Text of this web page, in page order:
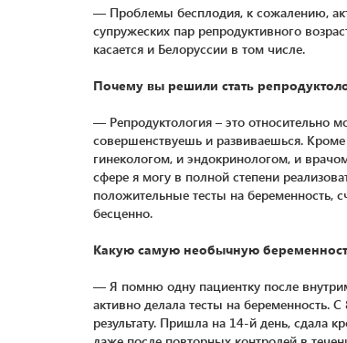
— Проблемы бесплодия, к сожалению,
супружеских пар репродуктивного
касается и Белоруссии в том числе.
Почему вы решили стать
— Репродуктология – это относительно
совершенствуешь и развиваешься. Кроме
гинекологом, и эндокринологом, и
сфере я могу в полной степени
положительные тесты на беременность,
бесценно.
Какую самую необычную
— Я помню одну пациентку после
активно делала тесты на беременность.
результату. Пришла на 14-й день, сдала